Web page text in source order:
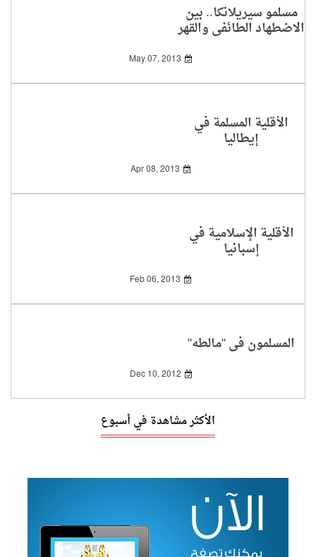
مسلمو سيريلانكا.. بين
الاضطهاد الطائفي والقهر
السياسي
May 07, 2013
الأقلية المسلمة في
إيطاليا
Apr 08, 2013
الأقلية الإسلامية في
إسبانيا
Feb 06, 2013
المسلمون في "مالطه"
Dec 10, 2012
الأكثر مشاهدة في أسبوع